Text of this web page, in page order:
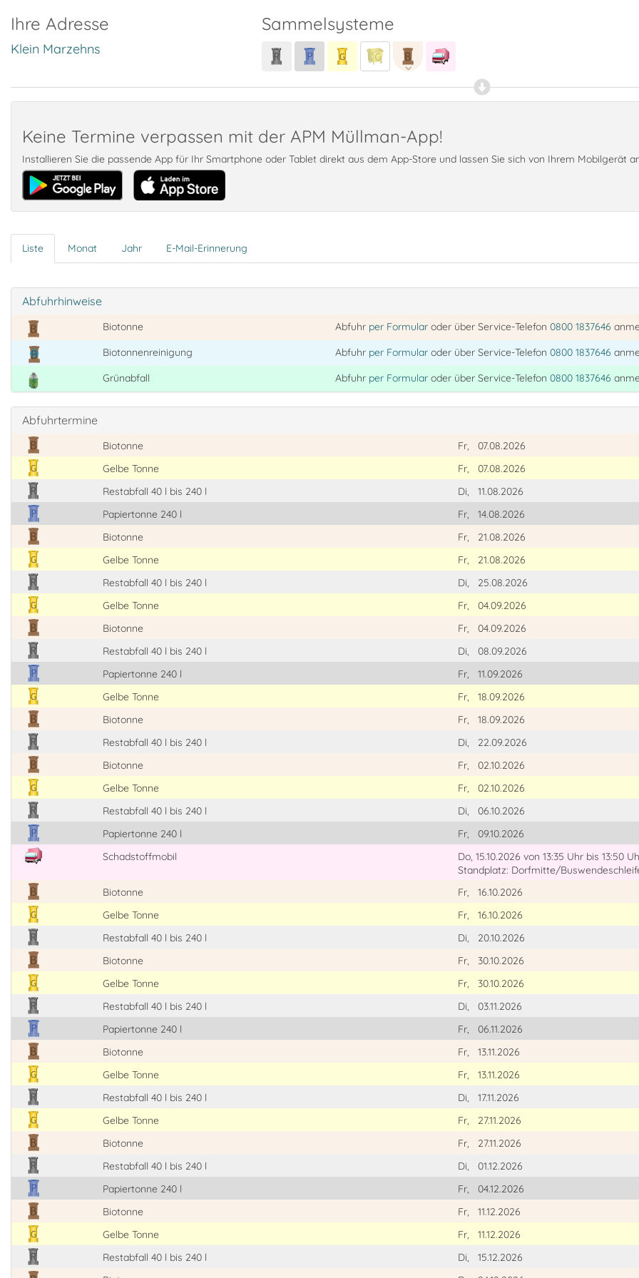
Ihre Adresse
Klein Marzehns
Sammelsysteme
Keine Termine verpassen mit der APM Müllman-App!
Installieren Sie die passende App für Ihr Smartphone oder Tablet direkt aus dem App-Store und lassen Sie sich von Ihrem Mobilgerät
Liste Monat Jahr E-Mail-Erinnerung
Abfuhrhinweise
Biotonne Abfuhr per Formularoder über Service-Telefon 0800 1837646
Biotonnenreinigung
Abfuhr per Formularoder über Service-Telefon 0800 1837646
Grünabfall
Abfuhr per Formularoder über Service-Telefon 0800 1837646
Abfuhrtermine
Biotonne Fr,
07.08.2026
Gelbe Tonne
Fr,
07.08.2026
Restabfall 40 l bis 240 l
Di,
11.08.2026
Papiertonne 240 l
Fr,
14.08.2026
Biotonne
Fr,
21.08.2026
Gelbe Tonne
Fr,
21.08.2026
Restabfall 40 l bis 240 l
Di,
25.08.2026
Gelbe Tonne
Fr,
04.09.2026
Biotonne
Fr,
04.09.2026
Restabfall 40 l bis 240 l
Di,
08.09.2026
Papiertonne 240 l
Fr,
11.09.2026
Gelbe Tonne
Fr,
18.09.2026
Biotonne
Fr,
18.09.2026
Restabfall 40 l bis 240 l
Di,
22.09.2026
Biotonne
Fr,
02.10.2026
Gelbe Tonne
Fr,
02.10.2026
Restabfall 40 l bis 240 l
Di,
06.10.2026
Papiertonne 240 l
Fr,
09.10.2026
Schadstoffmobil
Do, 15.10.2026 von 13:35 Uhr bis 13:50
Standplatz: Dorfmitte/
Biotonne
Fr,
16.10.2026
Gelbe Tonne
Fr,
16.10.2026
Restabfall 40 l bis 240 l
Di,
20.10.2026
Biotonne
Fr,
30.10.2026
Gelbe Tonne
Fr,
30.10.2026
Restabfall 40 l bis 240 l
Di,
03.11.2026
Papiertonne 240 l
Fr,
06.11.2026
Biotonne
Fr,
13.11.2026
Gelbe Tonne
Fr,
13.11.2026
Restabfall 40 l bis 240 l
Di,
17.11.2026
Gelbe Tonne
Fr,
27.11.2026
Biotonne
Fr,
27.11.2026
Restabfall 40 l bis 240 l
Di,
01.12.2026
Papiertonne 240 l
Fr,
04.12.2026
Biotonne
Fr,
11.12.2026
Gelbe Tonne
Fr,
11.12.2026
Restabfall 40 l bis 240 l
Di,
15.12.2026